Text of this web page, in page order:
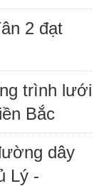
2 đạt
trình lưới
Bắc
dây
Lý -